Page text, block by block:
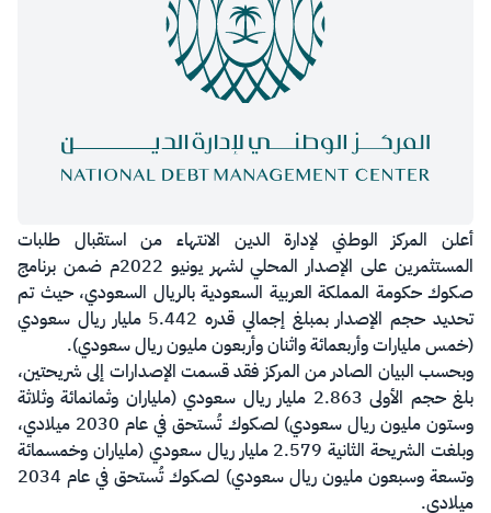
​​أعلن المركز الوطني لإدارة الدين الانتهاء من استقبال طلبات
المستثمرين على الإصدار المحلي لشهر يونيو 2022م ضمن برنامج
صكوك حكومة المملكة العربية السعودية بالريال السعودي، حيث تم
تحديد حجم الإصدار بمبلغ إجمالي قدره 5.442 مليار ريال سعودي
(خمس مليارات وأربعمائة واثنان وأربعون مليون ريال سعودي).
وبحسب البيان الصادر من المركز فقد قسمت الإصدارات إلى شريحتين،
بلغ حجم الأولى 2.863 مليار ريال سعودي (ملياران وثمانمائة وثلاثة
وستون مليون ريال سعودي) لصكوك تُستحق في عام 2030 ميلادي،
وبلغت الشريحة الثانية 2.579 مليار ريال سعودي (ملياران وخمسمائة
وتسعة وسبعون مليون ريال سعودي) لصكوك تُستحق في عام 2034
ميلادي.